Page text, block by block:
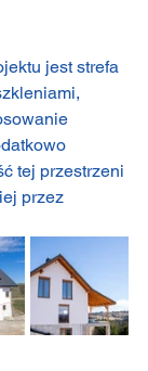
jest strefa
tej przestrzeni
przez